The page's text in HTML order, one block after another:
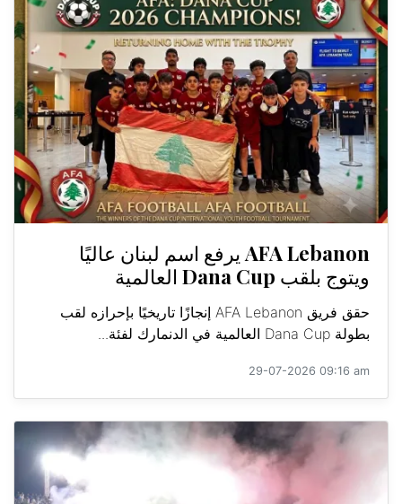
AFA Lebanon يرفع اسم لبنان عاليًا
ويتوج بلقب Dana Cup العالمية
حقق فريق AFA Lebanon إنجازًا تاريخيًا بإحرازه لقب
بطولة Dana Cup العالمية في الدنمارك لفئة...
29-07-2026 09:16 am